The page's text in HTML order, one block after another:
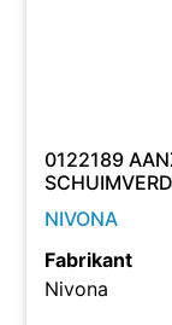
0122189
NIVONA
Fabrikant
Nivona